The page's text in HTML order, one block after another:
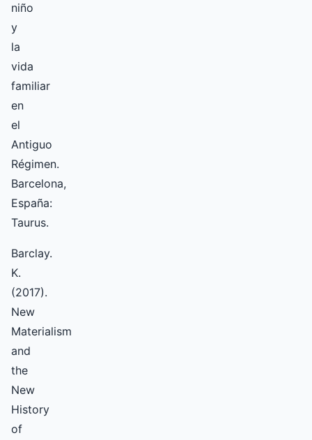
niño
y
la
vida
familiar
en
el
Antiguo
Régimen.
Barcelona,
España:
Taurus.
Barclay.
K.
(2017).
New
Materialism
and
the
New
History
of